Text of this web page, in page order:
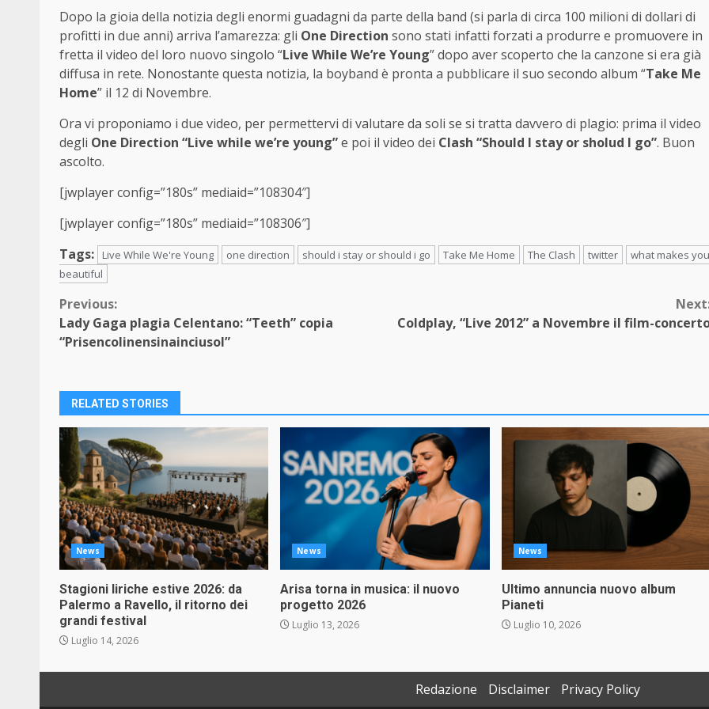
Dopo la gioia della notizia degli enormi guadagni da parte della band (si parla di circa 100 milioni di dollari di
profitti in due anni) arriva l’amarezza: gli One Direction sono stati infatti forzati a produrre e promuovere in
fretta il video del loro nuovo singolo “Live While We’re Young” dopo aver scoperto che la canzone si era già
diffusa in rete. Nonostante questa notizia, la boyband è pronta a pubblicare il suo secondo album “Take Me
Home” il 12 di Novembre.
Ora vi proponiamo i due video, per permettervi di valutare da soli se si tratta davvero di plagio: prima il video
degli One Direction “Live while we’re young”e poi il video dei Clash “Should I stay or sholud I go”. Buon
ascolto.
[jwplayer config=”180s” mediaid=”108304″]
[jwplayer config=”180s” mediaid=”108306″]
Tags:
Live While We're Young one direction should i stay or should i go Take Me Home The Clash twitter
what makes you
beautiful
Continue
Reading
Previous:
Lady Gaga plagia Celentano: “Teeth” copia
“Prisencolinensinainciusol”
Coldplay, “Live 2012” a Novembre il film-
RELATED STORIES
News
Stagioni liriche estive 2026: da
Palermo a Ravello, il ritorno dei
grandi festival
Luglio 14, 2026
News
Arisa torna in musica: il nuovo
progetto 2026
Luglio 13, 2026
News
Ultimo annuncia nuovo album
Pianeti
Luglio 10, 2026
Redazione Disclaimer Privacy Policy